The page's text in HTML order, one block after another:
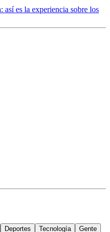
así es la experiencia sobre los
Deportes Tecnología Gente